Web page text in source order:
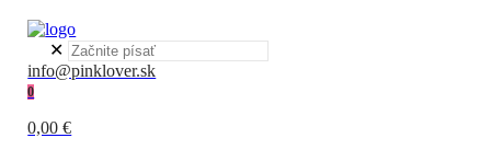
✕
info@pinklover.sk
0
0,00 €